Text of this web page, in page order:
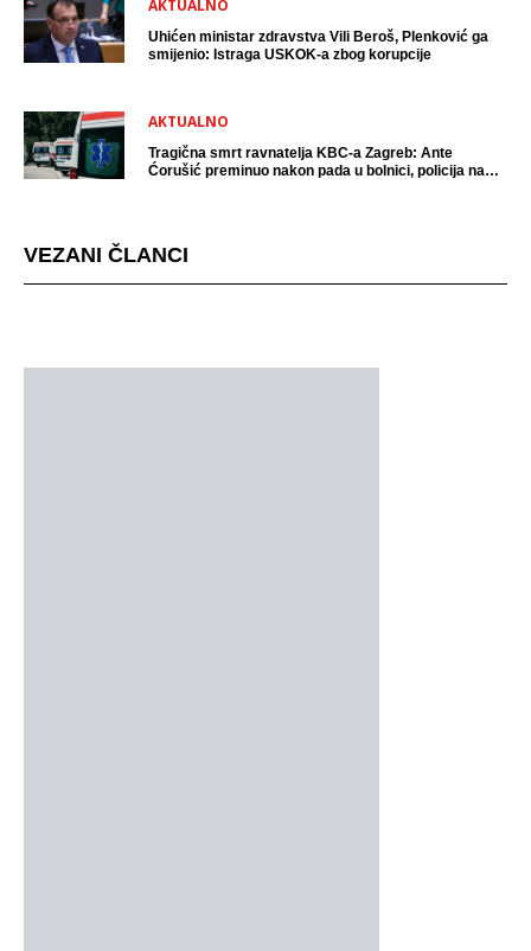
AKTUALNO
Uhićen ministar zdravstva Vili Beroš, Plenković ga
smijenio: Istraga USKOK-a zbog korupcije
AKTUALNO
Tragična smrt ravnatelja KBC-a Zagreb: Ante
Ćorušić preminuo nakon pada u bolnici, policija na
VEZANI ČLANCI